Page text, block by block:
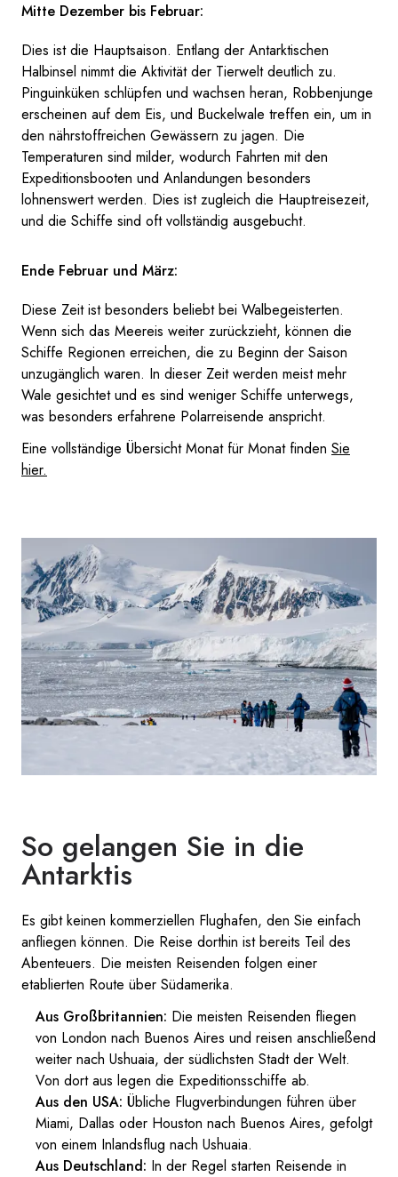
Mitte Dezember bis Februar:
Dies ist die Hauptsaison. Entlang der Antarktischen
Halbinsel nimmt die Aktivität der Tierwelt deutlich zu.
Pinguinküken schlüpfen und wachsen heran, Robbenjunge
erscheinen auf dem Eis, und Buckelwale treffen ein, um in
den nährstoffreichen Gewässern zu jagen. Die
Temperaturen sind milder, wodurch Fahrten mit den
Expeditionsbooten und Anlandungen besonders
lohnenswert werden. Dies ist zugleich die Hauptreisezeit,
und die Schiffe sind oft vollständig ausgebucht.
Ende Februar und März:
Diese Zeit ist besonders beliebt bei Walbegeisterten.
Wenn sich das Meereis weiter zurückzieht, können die
Schiffe Regionen erreichen, die zu Beginn der Saison
unzugänglich waren. In dieser Zeit werden meist mehr
Wale gesichtet und es sind weniger Schiffe unterwegs,
was besonders erfahrene Polarreisende anspricht.
Eine vollständige Übersicht Monat für Monat finden Sie
hier.
So gelangen Sie in die
Antarktis
Es gibt keinen kommerziellen Flughafen, den Sie einfach
anfliegen können. Die Reise dorthin ist bereits Teil des
Abenteuers. Die meisten Reisenden folgen einer
etablierten Route über Südamerika.
Aus Großbritannien: Die meisten Reisenden fliegen
von London nach Buenos Aires und reisen anschließend
weiter nach Ushuaia, der südlichsten Stadt der Welt.
Von dort aus legen die Expeditionsschiffe ab.
Aus den USA: Übliche Flugverbindungen führen über
Miami, Dallas oder Houston nach Buenos Aires, gefolgt
von einem Inlandsflug nach Ushuaia.
Aus Deutschland: In der Regel starten Reisende in